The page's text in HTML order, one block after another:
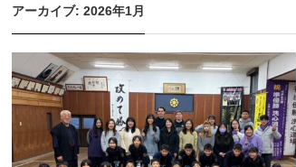
アーカイブ: 2026年1月